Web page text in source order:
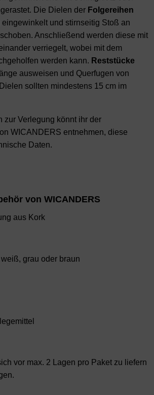
Die Dielen der Folgereihen
und stirnseitig Stoß an
Anschließend werden diese mit
verriegelt, wobei mit dem
werden kann. Reststücke
ausweisen und Querfugen von
sollten mindestens 15 cm im
zur Verlegung könnt ihr der
WICANDERS entnehmen, diese
Daten.
von WICANDERS
aus Kork
grau oder braun
vor max. 2 Lagen pro Paket zu liefern